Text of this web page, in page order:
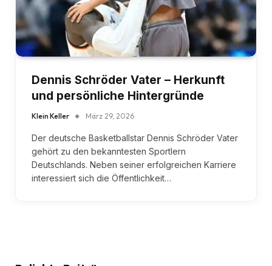
Dennis Schröder Vater – Herkunft
und persönliche Hintergründe
Klein Keller März 29, 2026
Der deutsche Basketballstar Dennis Schröder Vater
gehört zu den bekanntesten Sportlern
Deutschlands. Neben seiner erfolgreichen Karriere
interessiert sich die Öffentlichkeit…